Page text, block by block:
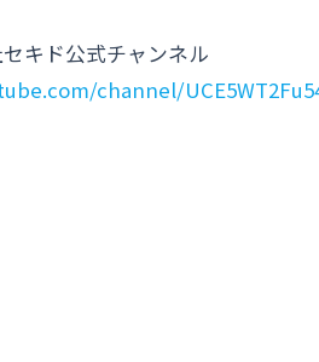
キド公式チャンネル
channel/